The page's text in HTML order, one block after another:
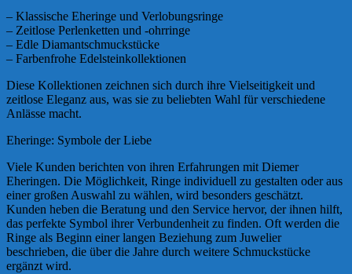
– Klassische Eheringe und Verlobungsringe
– Zeitlose Perlenketten und -ohrringe
– Edle Diamantschmuckstücke
– Farbenfrohe Edelsteinkollektionen
Diese Kollektionen zeichnen sich durch ihre Vielseitigkeit und
zeitlose Eleganz aus, was sie zu beliebten Wahl für verschiedene
Anlässe macht.
Eheringe: Symbole der Liebe
Viele Kunden berichten von ihren Erfahrungen mit Diemer
Eheringen. Die Möglichkeit, Ringe individuell zu gestalten oder aus
einer großen Auswahl zu wählen, wird besonders geschätzt.
Kunden heben die Beratung und den Service hervor, der ihnen hilft,
das perfekte Symbol ihrer Verbundenheit zu finden. Oft werden die
Ringe als Beginn einer langen Beziehung zum Juwelier
beschrieben, die über die Jahre durch weitere Schmuckstücke
ergänzt wird.